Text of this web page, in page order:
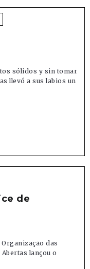
sólidos y sin tomar
llevó a sus labios un
de
das
lançou o